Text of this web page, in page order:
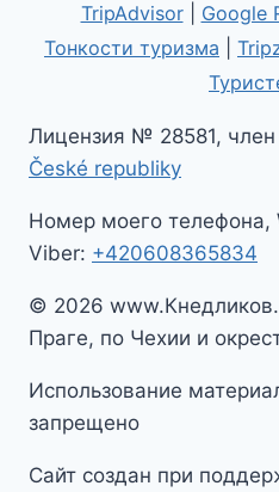
TripAdvisor| Google
Тонкости туризма
Лицензия № 28581, член
České republiky
Номер моего телефона,
Viber: +420608365834
© 2026
Праге, по Чехии и
Использование
запрещено
Сайт создан при